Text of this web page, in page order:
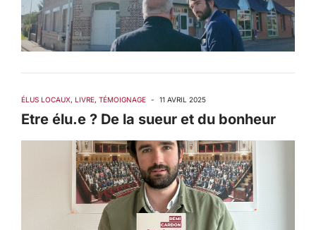
ÉLUS LOCAUX, LIVRE, TÉMOIGNAGE - 11 AVRIL 2025
Etre élu.e ? De la sueur et du bonheur